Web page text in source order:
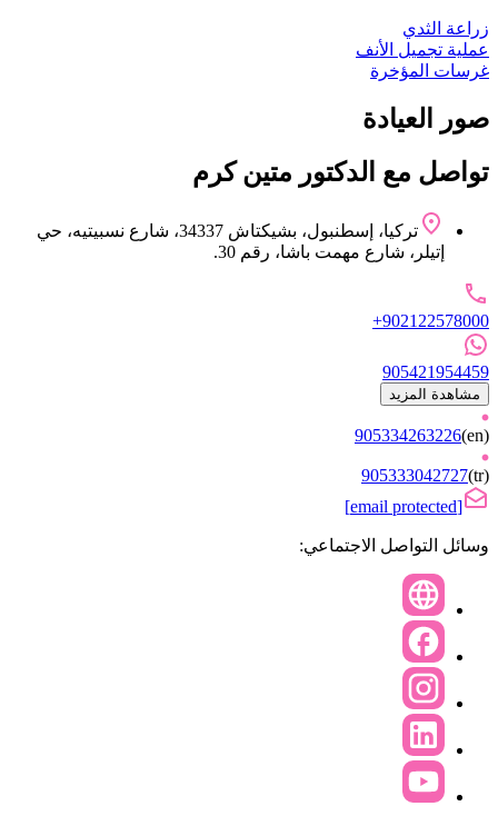
زراعة الثدي
عملية تجميل الأنف
غرسات المؤخرة
صور العيادة
تواصل مع الدکتور متين كرم
تركيا، إسطنبول، بشيكتاش 34337، شارع نسبيتيه، حي
إتيلر، شارع مهمت باشا، رقم 30.
+902122578000
905421954459
مشاهدة المزيد
905334263226(en)
905333042727(tr)
[email protected]
وسائل التواصل الاجتماعي: